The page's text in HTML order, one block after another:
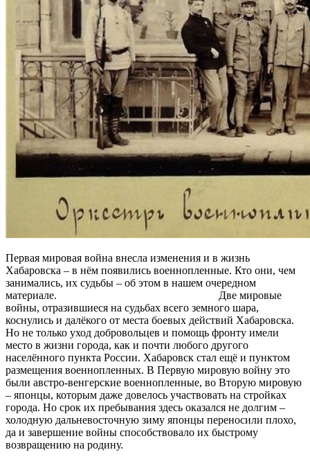
Первая мировая война внесла изменения и в жизнь
Хабаровска – в нём появились военнопленные. Кто они, чем
занимались, их судьбы – об этом в нашем очередном
материале.
Две мировые
войны, отразившиеся на судьбах всего земного шара,
коснулись и далёкого от места боевых действий Хабаровска.
Но не только уход добровольцев и помощь фронту имели
место в жизни города, как и почти любого другого
населённого пункта России. Хабаровск стал ещё и пунктом
размещения военнопленных. В Первую мировую войну это
были австро-венгерские военнопленные, во Вторую мировую
– японцы, которым даже довелось участвовать на стройках
города. Но срок их пребывания здесь оказался не долгим –
холодную дальневосточную зиму японцы переносили плохо,
да и завершение войны способствовало их быстрому
возвращению на родину.